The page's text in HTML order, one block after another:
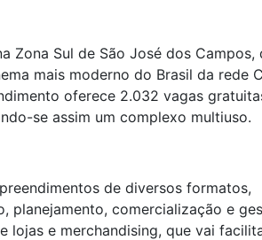
Zona Sul de São José dos Campos,
mais moderno do Brasil da rede
oferece 2.032 vagas
se assim um complexo multiuso.
de diversos formatos,
planejamento, comercialização e
lojas e merchandising, que vai